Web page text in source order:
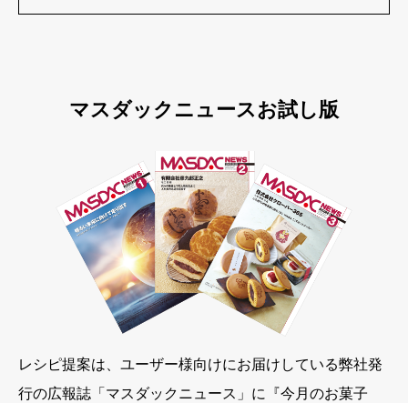
マスダックニュースお試し版
レシピ提案は、ユーザー様向けにお届けしている弊社発
行の広報誌「マスダックニュース」に『今月のお菓子